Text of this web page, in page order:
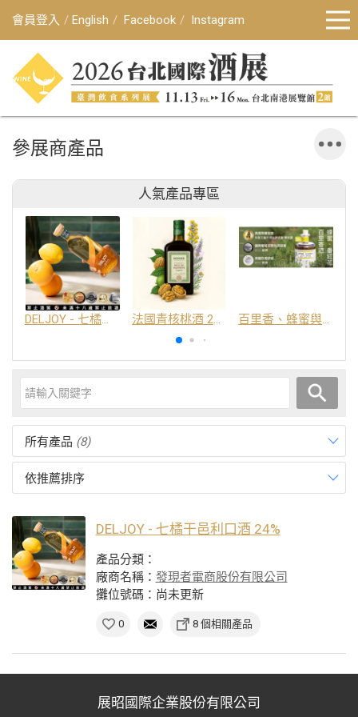
會員登入 English Facebook Instagram
參展商產品
人氣產品專區
DELJOY - 七橘干邑利口酒 24% 法國青核桃酒 25% 百里香、蜂蜜與番紅花酒
所有產品 (8)
依推薦排序
DELJOY - 七橘干邑利口酒 24%
產品分類：
廠商名稱： 發現者電商股份有限公司
攤位號碼：尚未更新
0 8 個相關產品
展昭國際企業股份有限公司